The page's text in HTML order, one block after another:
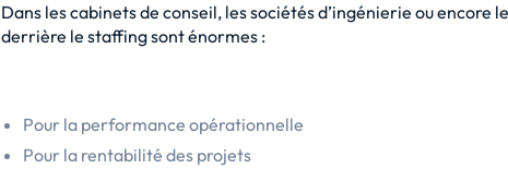
Dans les cabinets de conseil, les sociétés d’ingénierie ou encore
derrière le staffing sont énormes :
Pour la performance opérationnelle
Pour la rentabilité des projets